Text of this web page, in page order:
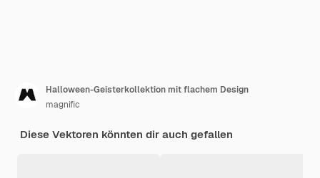
Halloween-Geisterkollektion mit flachem Design
magnific
Diese Vektoren könnten dir auch gefallen